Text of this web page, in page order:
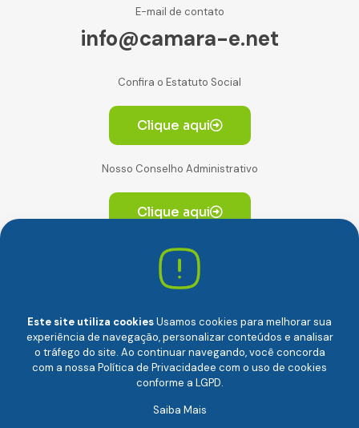
E-mail de contato
info@camara-e.net
Confira o Estatuto Social
Clique aqui
Nosso Conselho Administrativo
Clique aqui
Av. Paulista, 2064. Conjunto 14, (Edifício Paulista) -
CEP 01310-928 Consolação – São Paulo/SP
Câmara Brasileira da Economia Digital (camara-e.net) |
Este site utiliza cookiesUsamos cookies para melhorar sua
experiência de navegação, personalizar conteúdos e analisar
o tráfego do site. Ao continuar navegando, você concorda
com a nossa Política de Privacidadee com o uso de cookies
conforme a LGPD.
Saiba Mais